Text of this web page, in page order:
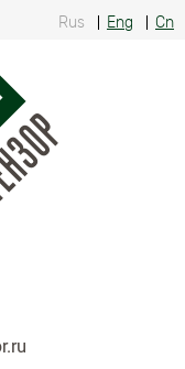
Rus Eng Cn